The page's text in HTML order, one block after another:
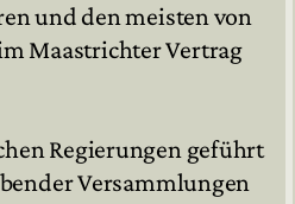
und den meisten von
Maastrichter Vertrag
Regierungen geführt
Versammlungen